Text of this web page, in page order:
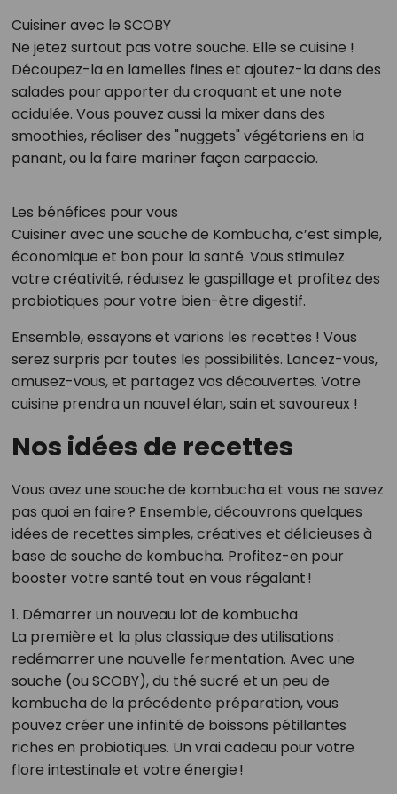
Cuisiner avec le SCOBY
Ne jetez surtout pas votre souche. Elle se cuisine !
Découpez-la en lamelles fines et ajoutez-la dans des
salades pour apporter du croquant et une note
acidulée. Vous pouvez aussi la mixer dans des
smoothies, réaliser des "nuggets" végétariens en la
panant, ou la faire mariner façon carpaccio.
Les bénéfices pour vous
Cuisiner avec une souche de Kombucha, c’est simple,
économique et bon pour la santé. Vous stimulez
votre créativité, réduisez le gaspillage et profitez des
probiotiques pour votre bien-être digestif.
Ensemble, essayons et varions les recettes ! Vous
serez surpris par toutes les possibilités. Lancez-vous,
amusez-vous, et partagez vos découvertes. Votre
cuisine prendra un nouvel élan, sain et savoureux !
Nos idées de recettes
Vous avez une souche de kombucha et vous ne savez
pas quoi en faire ? Ensemble, découvrons quelques
idées de recettes simples, créatives et délicieuses à
base de souche de kombucha. Profitez-en pour
booster votre santé tout en vous régalant !
1. Démarrer un nouveau lot de kombucha
La première et la plus classique des utilisations :
redémarrer une nouvelle fermentation. Avec une
souche (ou SCOBY), du thé sucré et un peu de
kombucha de la précédente préparation, vous
pouvez créer une infinité de boissons pétillantes
riches en probiotiques. Un vrai cadeau pour votre
flore intestinale et votre énergie !